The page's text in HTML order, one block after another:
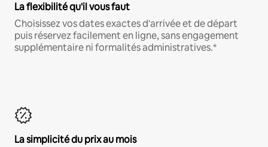
La flexibilité qu'il vous faut
Choisissez vos dates exactes d'arrivée et de départ
puis réservez facilement en ligne, sans engagement
supplémentaire ni formalités administratives.*
La simplicité du prix au mois